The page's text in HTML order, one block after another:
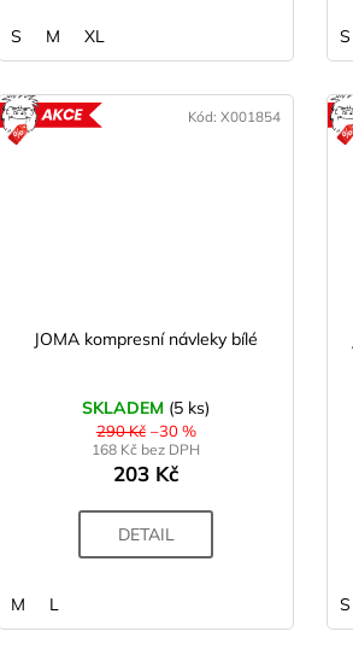
S M XL S
JOMA kompresní návleky bílé
SKLADEM (5 ks)
290 Kč –30 %
168 Kč bez DPH
203 Kč
DETAIL
M L
Kód:X001854
S